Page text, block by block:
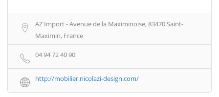
AZ Import - Avenue de la Maximinoise, 83470 Saint-
Maximin, France
04 94 72 40 90
http://mobilier.nicolazi-design.com/